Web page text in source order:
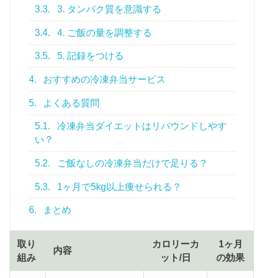
3.3. 3. タンパク質を意識する
3.4. 4. ご飯の量を調整する
3.5. 5. 記録をつける
4. おすすめの冷凍弁当サービス
5. よくある質問
5.1.
冷凍弁当ダイエットはリバウンドしやす
い？
5.2. ご飯なしの冷凍弁当だけで足りる？
5.3. 1ヶ月で5kg以上痩せられる？
6. まとめ
取り
組み
内容
カロリーカ
ット/日
1ヶ月
の効果